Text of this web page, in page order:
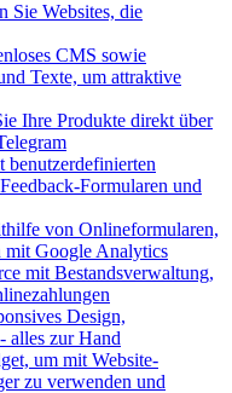
Sie Websites, die
CMS sowie
Texte, um attraktive
Ihre Produkte direkt über
benutzerdefinierten
Formularen und
von Onlineformularen,
mit Google Analytics
mit Bestandsverwaltung,
Design,
alles zur Hand
um mit Website-
zu verwenden und